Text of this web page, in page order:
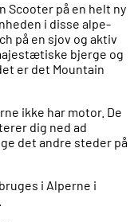
Scooter på en helt ny
i disse alpe-
på en sjov og aktiv
bjerge og
er det Mountain
ikke har motor. De
dig ned ad
det andre steder på
i Alperne i